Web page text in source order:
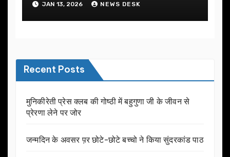
JAN 13, 2026 NEWS DESK
Recent Posts
मुनिकीरेती प्रेस क्लब की गोष्ठी में बहुगुणा जी के जीवन से
प्रेरणा लेने पर जोर
जन्मदिन के अवसर प़र छोटे-छोटे बच्चो ने किया सुंदरकांड पाठ